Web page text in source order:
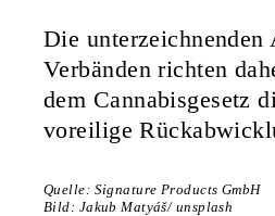
Die unterzeichnenden
Verbänden richten
dem Cannabisgesetz
voreilige
Quelle: Signature Products GmbH
Bild: Jakub Matyáš/ unsplash